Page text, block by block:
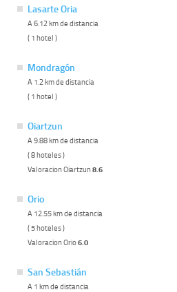
Lasarte Oria
A 6.12 km de distancia
( 1 hotel )
Mondragón
A 1.2 km de distancia
( 1 hotel )
Oiartzun
A 9.88 km de distancia
( 8 hoteles )
Valoracion Oiartzun8.6
Orio
A 12.55 km de distancia
( 5 hoteles )
Valoracion Orio6.0
San Sebastián
A 1 km de distancia